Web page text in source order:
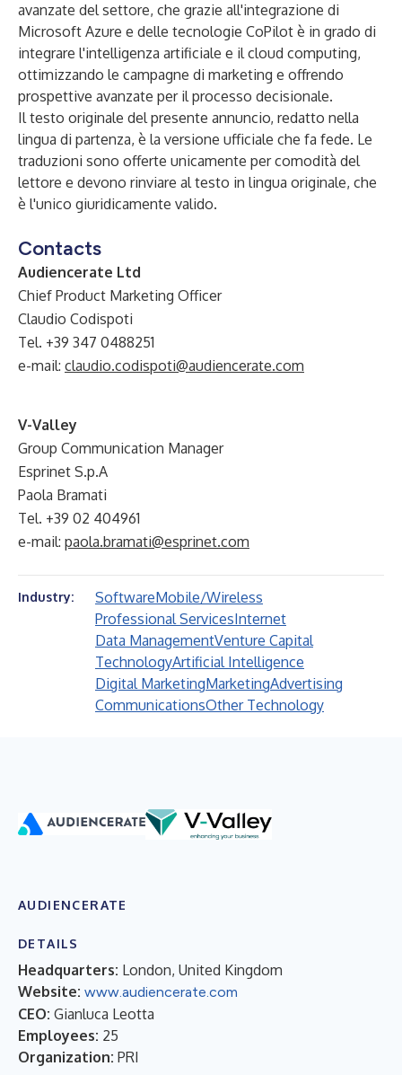
avanzate del settore, che grazie all'integrazione di
Microsoft Azure e delle tecnologie CoPilot è in grado di
integrare l'intelligenza artificiale e il cloud computing,
ottimizzando le campagne di marketing e offrendo
prospettive avanzate per il processo decisionale.
Il testo originale del presente annuncio, redatto nella
lingua di partenza, è la versione ufficiale che fa fede. Le
traduzioni sono offerte unicamente per comodità del
lettore e devono rinviare al testo in lingua originale, che
è l'unico giuridicamente valido.
Contacts
Audiencerate Ltd
Chief Product Marketing Officer
Claudio Codispoti
Tel. +39 347 0488251
e-mail: claudio.codispoti@audiencerate.com
V-Valley
Group Communication Manager
Esprinet S.p.A
Paola Bramati
Tel. +39 02 404961
e-mail: paola.bramati@esprinet.com
Industry: SoftwareMobile/Wireless
Professional ServicesInternet
Data ManagementVenture Capital
TechnologyArtificial Intelligence
Digital MarketingMarketingAdvertising
CommunicationsOther Technology
AUDIENCERATE
DETAILS
Headquarters: London, United Kingdom
Website: www.audiencerate.com
CEO: Gianluca Leotta
Employees: 25
Organization: PRI